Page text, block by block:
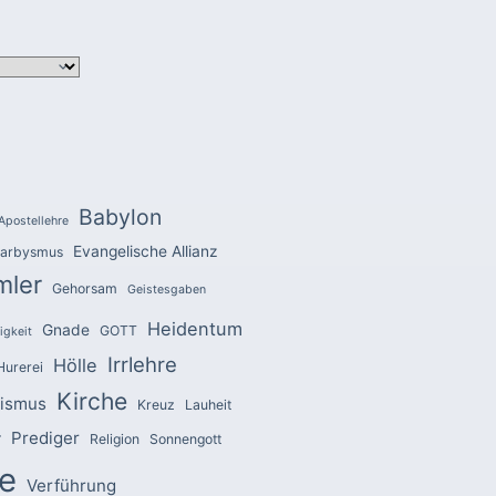
Babylon
Evangelische Allianz
Gehorsam Geistesgaben
Gnade GOTT Heidentum
Hölle Irrlehre
Kirche Kreuz Lauheit
Prediger Religion Sonnengott
Verführung